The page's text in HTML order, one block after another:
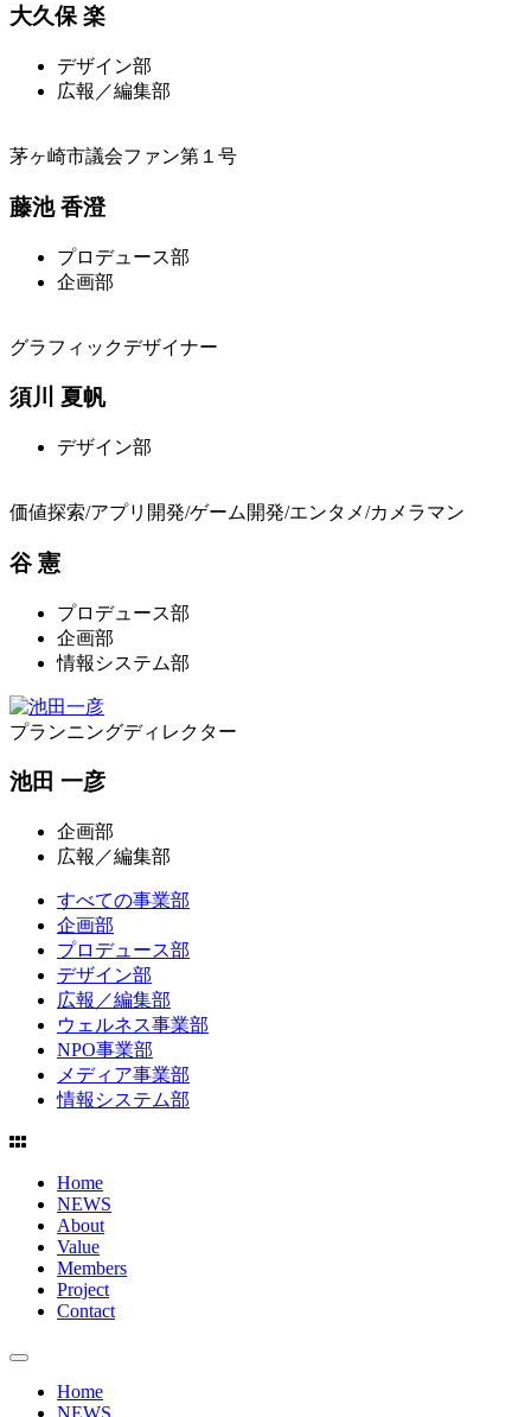
大久保 楽
デザイン部
広報／編集部
茅ヶ崎市議会ファン第１号
藤池 香澄
プロデュース部
企画部
グラフィックデザイナー
須川 夏帆
デザイン部
価値探索/アプリ開発/ゲーム開発/エンタメ/カメラマン
谷 憲
プロデュース部
企画部
情報システム部
プランニングディレクター
池田 一彦
企画部
広報／編集部
すべての事業部
企画部
プロデュース部
デザイン部
広報／編集部
ウェルネス事業部
NPO事業部
メディア事業部
情報システム部
Home
NEWS
About
Value
Members
Project
Contact
Home
NEWS